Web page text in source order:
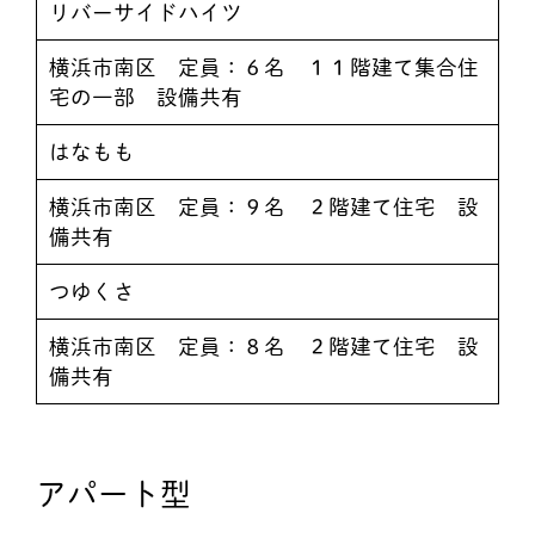
リバーサイドハイツ
横浜市南区 定員：６名 １１階建て集合住
宅の一部 設備共有
はなもも
横浜市南区 定員：９名 ２階建て住宅 設
備共有
つゆくさ
横浜市南区 定員：８名 ２階建て住宅 設
備共有
アパート型